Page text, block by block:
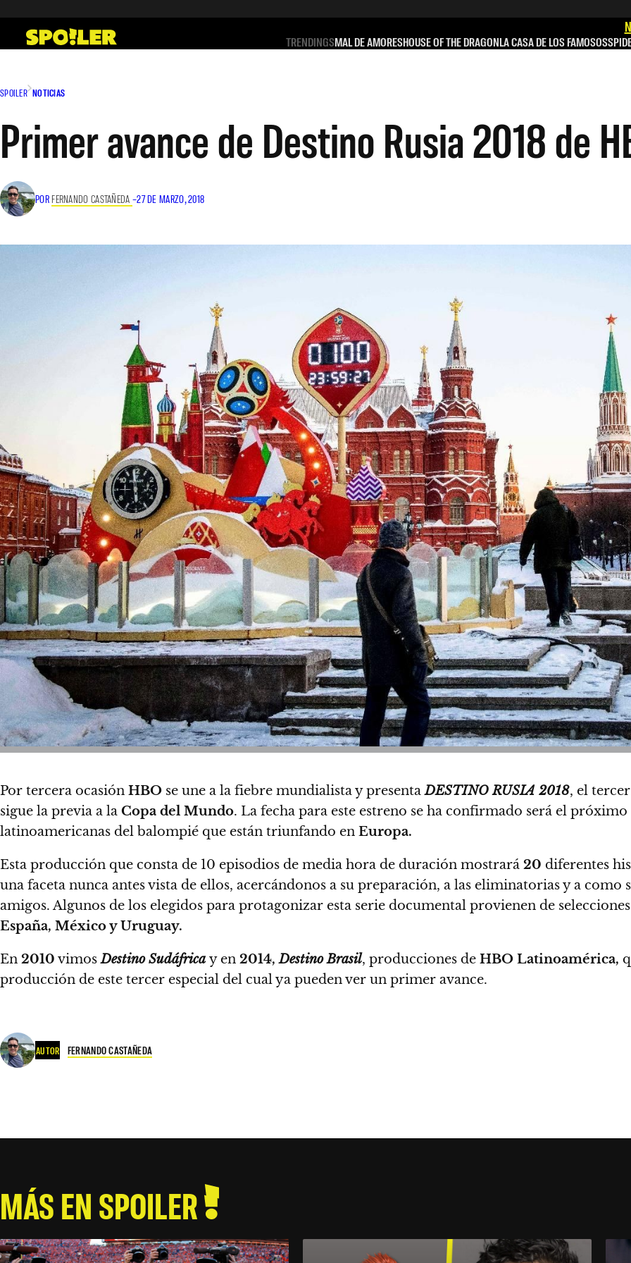
contenido
TRENDINGSMAL DE AMORESHOUSE OF THE DRAGONLA CASA DE LOS FAMOSOS
SPOILER NOTICIAS
Primer avance de Destino Rusia 2018 de
POR FERNANDO CASTAÑEDA –27 DE MARZO, 2018
Por tercera ocasión HBO se une a la fiebre mundialista y presentaDESTINO RUSIA 2018, el
sigue la previa a la Copa del Mundo. La fecha para este estreno se ha confirmado será el próximo
latinoamericanas del balompié que están triunfando en Europa.
Esta producción que consta de 10 episodios de media hora de duración mostrará 20 diferentes
una faceta nunca antes vista de ellos, acercándonos a su preparación, a las eliminatorias y a como
amigos. Algunos de los elegidos para protagonizar esta serie documental provienen de
España, México y Uruguay.
En 2010 vimosDestino Sudáfrica y en 2014, Destino Brasil, producciones de HBO Latinoamérica,
producción de este tercer especial del cual ya pueden ver un primer avance.
AUTOR FERNANDO CASTAÑEDA
MÁS EN SPOILER